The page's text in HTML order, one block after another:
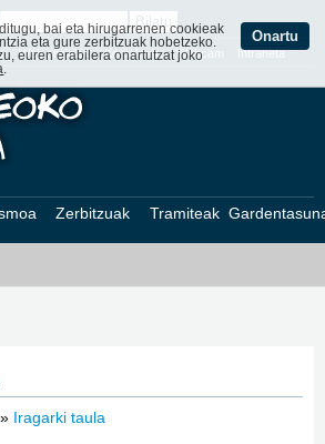
Web ofizialak Kontaktatu Webcam Intraneta
Zerbitzuak Tramiteak
» Iragarki taula
Onartu
bai eta hirugarrenen cookieak
eta gure zerbitzuak hobetzeko.
euren erabilera onartutzat joko